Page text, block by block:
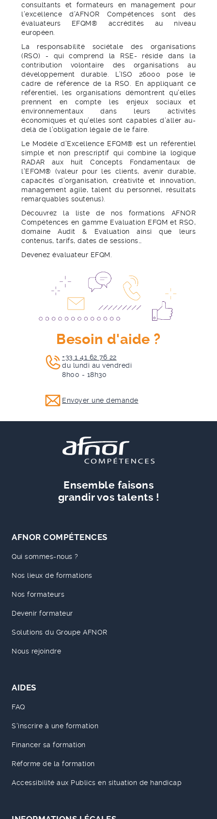
consultants et formateurs en management pour
l’excellence d’AFNOR Compétences sont des
évaluateurs EFQM® accrédités au niveau
européen.
La responsabilité sociétale des organisations
(RSO) - qui comprend la RSE- réside dans la
contribution volontaire des organisations au
développement durable. L’ISO 26000 pose le
cadre de référence de la RSO. En appliquant ce
référentiel, les organisations démontrent qu’elles
prennent en compte les enjeux sociaux et
environnementaux dans leurs activités
économiques et qu’elles sont capables d’aller au-
delà de l’obligation légale de le faire.
Le Modèle d’Excellence EFQM® est un référentiel
simple et non prescriptif qui combine la logique
RADAR aux huit Concepts Fondamentaux de
l’EFQM® (valeur pour les clients, avenir durable,
capacités d’organisation, créativité et innovation,
management agile, talent du personnel, résultats
remarquables soutenus).
Découvrez la liste de nos formations AFNOR
Compétences en gamme Evaluation EFQM et RSO,
domaine Audit & Evaluation ainsi que leurs
contenus, tarifs, dates de sessions…
Devenez évaluateur EFQM.
Besoin d'aide ?
+33 1 41 62 76 22
du lundi au vendredi
8h00 - 18h30
Envoyer une demande
Ensemble faisons
grandir vos talents !
AFNOR COMPÉTENCES
Qui sommes-nous ?
Nos lieux de formations
Nos formateurs
Devenir formateur
Solutions du Groupe AFNOR
Nous rejoindre
AIDES
FAQ
S'inscrire à une formation
Financer sa formation
Réforme de la formation
Accessibilité aux Publics en situation de handicap